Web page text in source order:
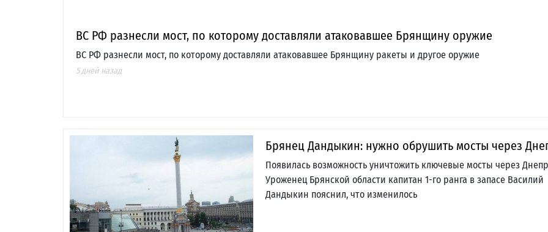
ВС РФ разнесли мост, по которому доставляли атаковавшее Брянщину оружие
ВС РФ разнесли мост, по которому доставляли атаковавшее Брянщину ракеты и другое оружие
5 дней назад
Брянец Дандыкин: нужно обрушить мосты через
Появилась возможность уничтожить ключевые мосты через
Уроженец Брянской области капитан 1-го ранга в запасе Василий
Дандыкин пояснил, что изменилось